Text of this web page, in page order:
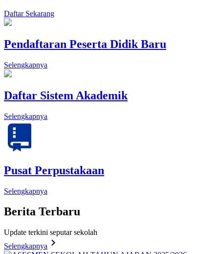
Daftar Sekarang
Pendaftaran Peserta Didik Baru
Selengkapnya
Daftar Sistem Akademik
Selengkapnya
Pusat Perpustakaan
Selengkapnya
Berita Terbaru
Update terkini seputar sekolah
Selengkapnya